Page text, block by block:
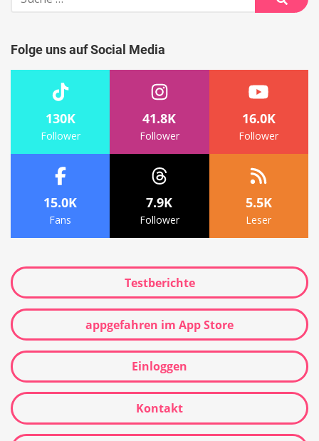
nach:
Suche
Folge uns auf Social Media
130K
Follower
41.8K
Follower
16.0K
Follower
15.0K
Fans
7.9K
Follower
5.5K
Leser
Testberichte
appgefahren im App Store
Einloggen
Kontakt